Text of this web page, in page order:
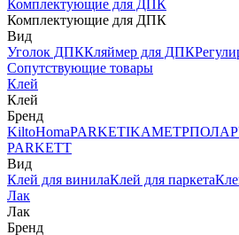
Комплектующие для ДПК
Комплектующие для ДПК
Вид
Уголок ДПККляймер для ДПК
Сопутствующие товары
Клей
Клей
Бренд
KiltoHomaPARKETIKAМЕТРПОЛА
PARKETT
Вид
Клей для винилаКлей для паркета
Лак
Лак
Бренд